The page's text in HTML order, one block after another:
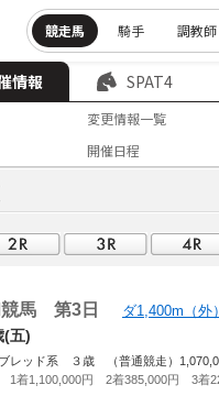
競走馬 騎手 調教師
情報 SPAT4
変更情報一覧
開催日程
馬 第3日 ダ1,400m（外
(五)
レッド系 ３歳 （普通競走）
1着1,100,000円 2着385,000円 3着